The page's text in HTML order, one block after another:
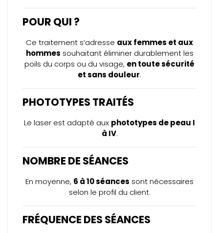
POUR QUI ?
Ce traitement s’adresse aux femmes et aux
hommes souhaitant éliminer durablement les
poils du corps ou du visage, en toute sécurité
et sans douleur.
PHOTOTYPES TRAITÉS
Le laser est adapté aux phototypes de peau I
à IV.
NOMBRE DE SÉANCES
En moyenne, 6 à 10 séances sont nécessaires
selon le profil du client.
FRÉQUENCE DES SÉANCES